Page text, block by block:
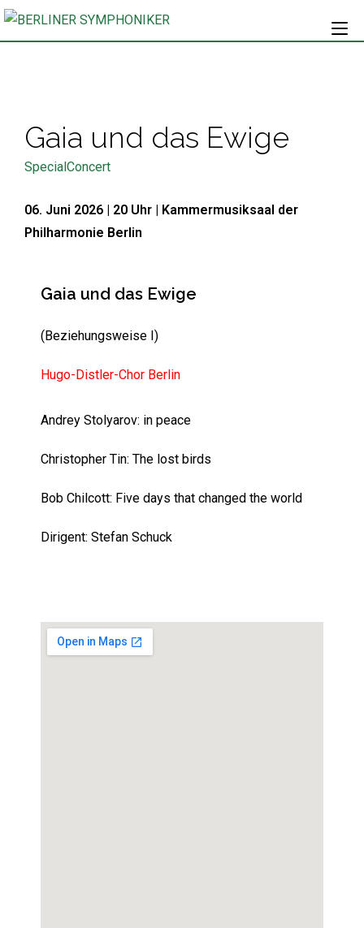
Gaia und das Ewige
SpecialConcert
06. Juni 2026 | 20 Uhr | Kammermusiksaal der
Philharmonie Berlin
Gaia und das Ewige
(Beziehungsweise I)
Hugo-Distler-Chor Berlin
Andrey Stolyarov: in peace
Christopher Tin: The lost birds
Bob Chilcott: Five days that changed the world
Dirigent: Stefan Schuck